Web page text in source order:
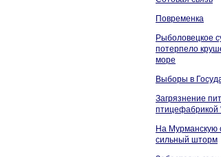
Повременка
Рыболовецкое
потерпело
море
Выборы в
Загрязнение
птицефабрикой
На Мурманскую
сильный шторм